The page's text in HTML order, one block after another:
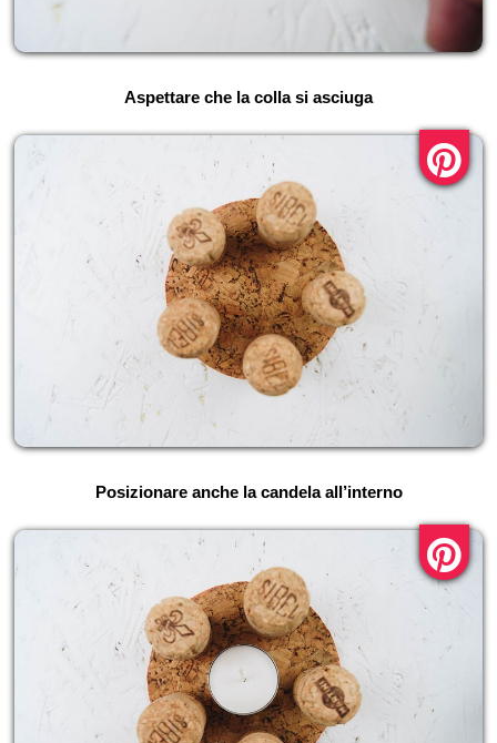
Aspettare che la colla si asciuga
Posizionare anche la candela all’interno